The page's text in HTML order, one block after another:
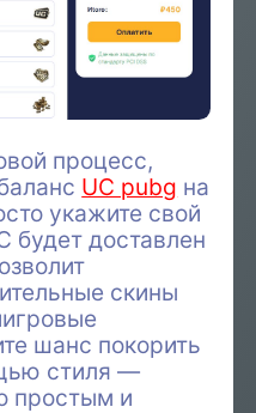
процесс,
UC pubg на
укажите свой
будет доставлен
скины
шанс покорить
стиля —
простым и